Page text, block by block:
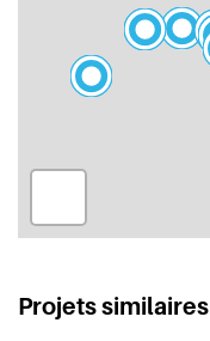
Projets similaires